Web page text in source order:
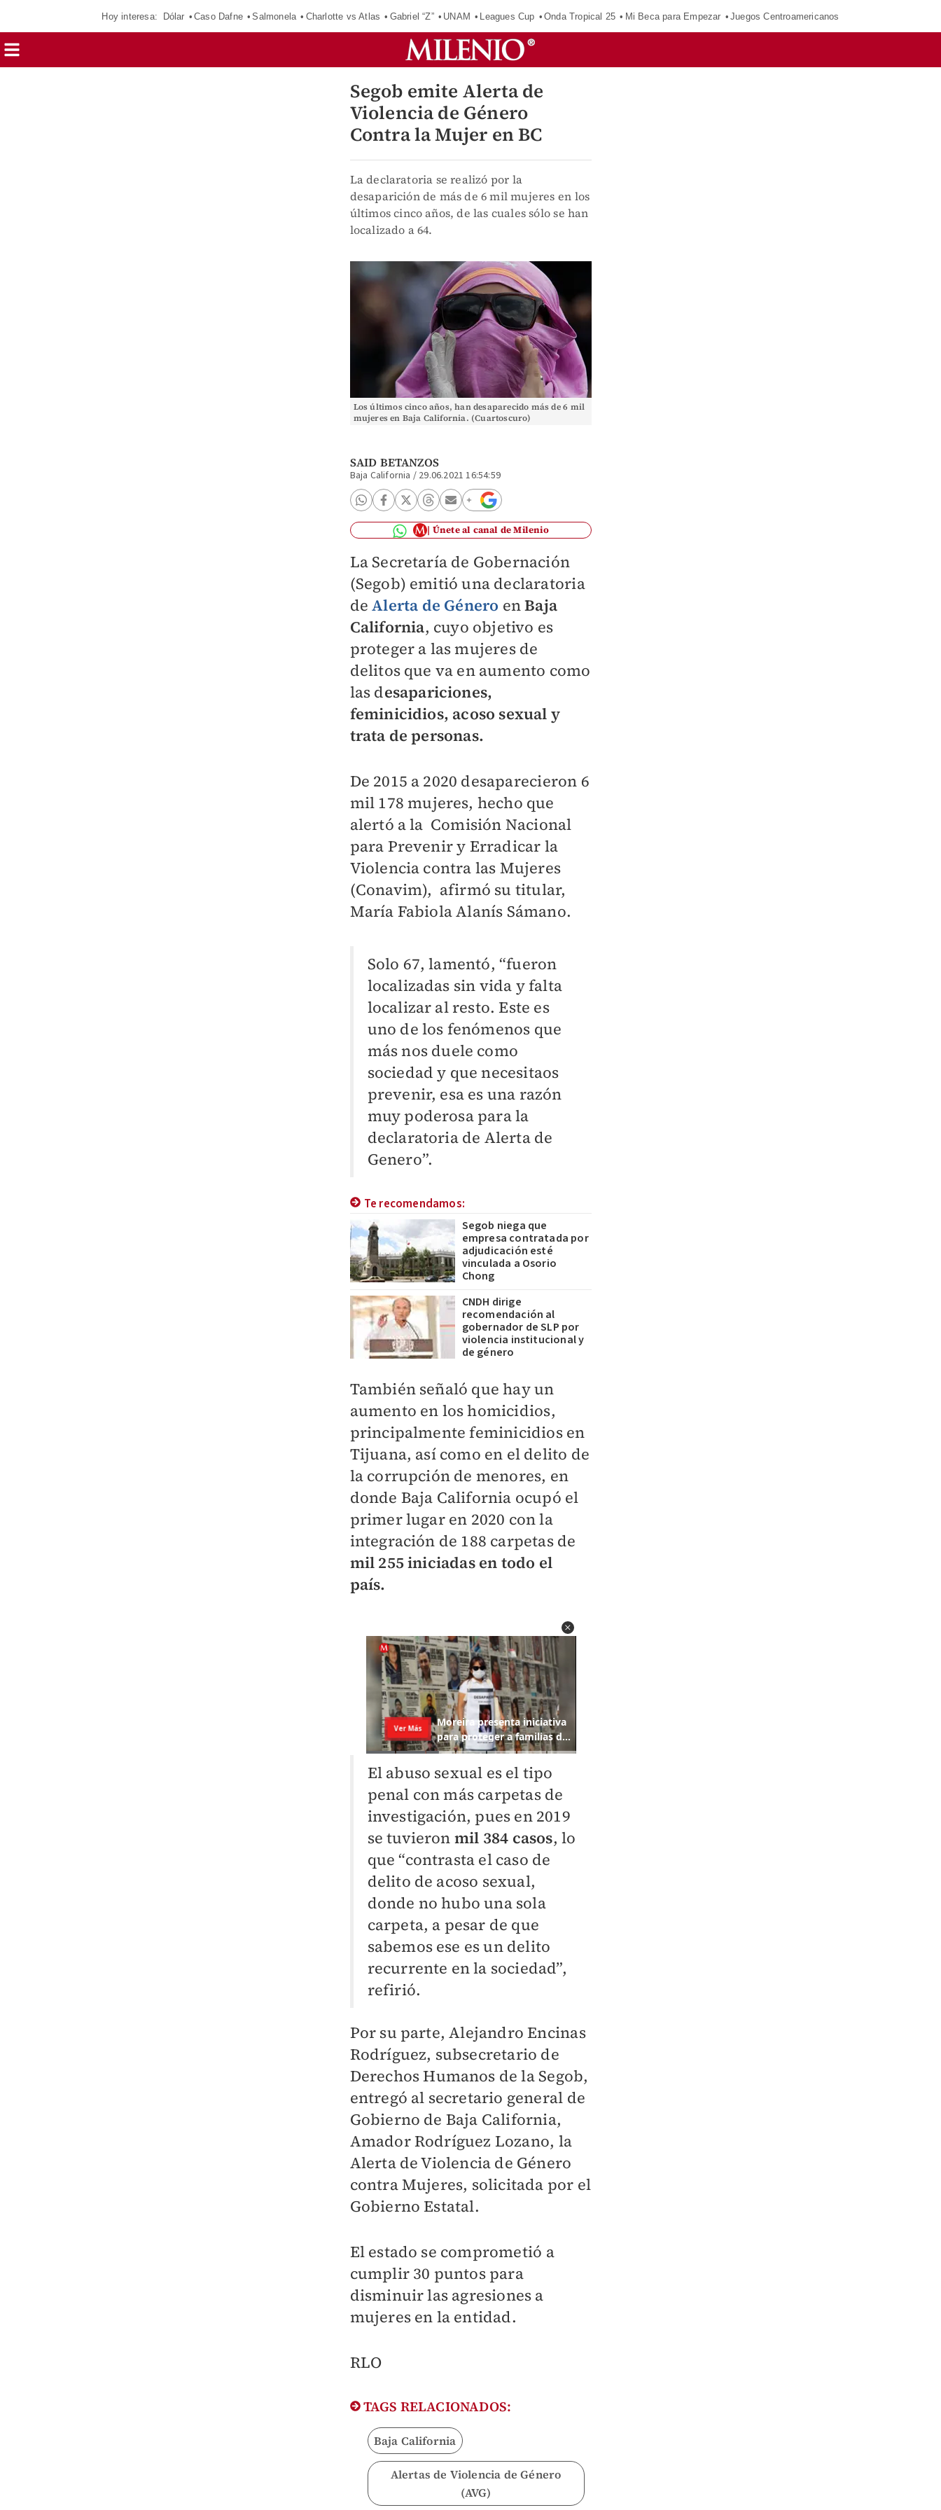
Hoy interesa: Dólar Caso Dafne Salmonela Charlotte vs Atlas Gabriel “Z” UNAM Leagues Cup Onda Tropical 25 Mi Beca para Empezar Juegos Centroamericanos
Segob emite Alerta de
Violencia de Género
Contra la Mujer en BC
La declaratoria se realizó por la
desaparición de más de 6 mil mujeres en los
últimos cinco años, de las cuales sólo se han
localizado a 64.
Los últimos cinco años, han desaparecido más de 6 mil
mujeres en Baja California. (Cuartoscuro)
SAID BETANZOS
Baja California / 29.06.2021 16:54:59
Únete al canal de Milenio
La Secretaría de Gobernación
(Segob) emitió una declaratoria
deAlerta de Género enBaja
California, cuyo objetivo es
proteger a las mujeres de
delitos que va en aumento como
las desapariciones,
feminicidios, acoso sexual y
trata de personas.
De 2015 a 2020 desaparecieron 6
mil 178 mujeres, hecho que
alertó a la Comisión Nacional
para Prevenir y Erradicar la
Violencia contra las Mujeres
(Conavim), afirmó su titular,
María Fabiola Alanís Sámano.
Solo 67, lamentó, “fueron
localizadas sin vida y falta
localizar al resto. Este es
uno de los fenómenos que
más nos duele como
sociedad y que necesitaos
prevenir, esa es una razón
muy poderosa para la
declaratoria de Alerta de
Genero”.
Te recomendamos:
Segob niega que
empresa contratada por
adjudicación esté
vinculada a Osorio
Chong
CNDH dirige
recomendación al
gobernador de SLP por
violencia institucional y
de género
También señaló que hay un
aumento en los homicidios,
principalmente feminicidios en
Tijuana, así como en el delito de
la corrupción de menores, en
donde Baja California ocupó el
primer lugar en 2020 con la
integración de 188 carpetas de
mil 255 iniciadas en todo el
país.
El abuso sexual es el tipo
penal con más carpetas de
investigación, pues en 2019
se tuvieron mil 384 casos, lo
que “contrasta el caso de
delito de acoso sexual,
donde no hubo una sola
carpeta, a pesar de que
sabemos ese es un delito
recurrente en la sociedad”,
refirió.
Por su parte, Alejandro Encinas
Rodríguez, subsecretario de
Derechos Humanos de la Segob,
entregó al secretario general de
Gobierno de Baja California,
Amador Rodríguez Lozano, la
Alerta de Violencia de Género
contra Mujeres, solicitada por el
Gobierno Estatal.
El estado se comprometió a
cumplir 30 puntos para
disminuir las agresiones a
mujeres en la entidad.
RLO
TAGS RELACIONADOS:
Baja California
Alertas de Violencia de Género
(AVG)